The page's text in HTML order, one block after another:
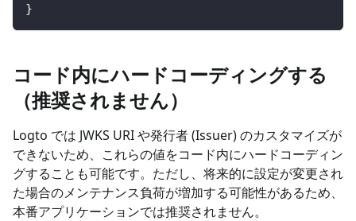
}
コード内にハードコーディングする
（推奨されません）
Logto では JWKS URI や発行者 (Issuer) のカスタマイズが
できないため、これらの値をコード内にハードコーディン
グすることも可能です。ただし、将来的に設定が変更され
た場合のメンテナンス負荷が増加する可能性があるため、
本番アプリケーションでは推奨されません。